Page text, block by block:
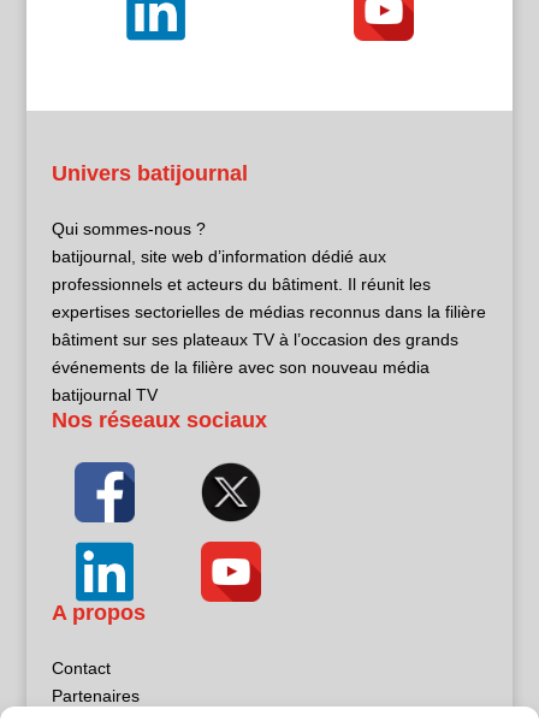
Univers batijournal
Qui sommes-nous ?
batijournal, site web d’information dédié aux
professionnels et acteurs du bâtiment. Il réunit les
expertises sectorielles de médias reconnus dans la filière
bâtiment sur ses plateaux TV à l’occasion des grands
événements de la filière avec son nouveau média
batijournal TV
Nos réseaux sociaux
A propos
Contact
Partenaires